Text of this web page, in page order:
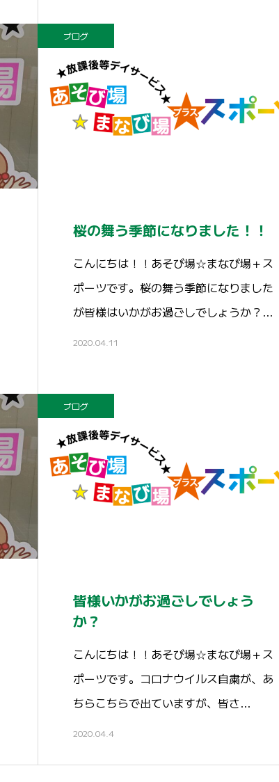
ブログ
桜の舞う季節になりました！！
こんにちは！！あそび場☆まなび場＋ス
ポーツです。桜の舞う季節になりました
が皆様はいかがお過ごしでしょうか？…
2020.04.11
ブログ
皆様いかがお過ごしでしょう
か？
こんにちは！！あそび場☆まなび場＋ス
ポーツです。コロナウイルス自粛が、あ
ちらこちらで出ていますが、皆さ…
2020.04.4